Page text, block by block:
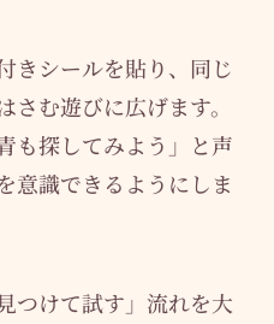
きシールを貼り、同じ
む遊びに広げます。
も探してみよう」と声
意識できるようにしま
つけて試す」流れを大